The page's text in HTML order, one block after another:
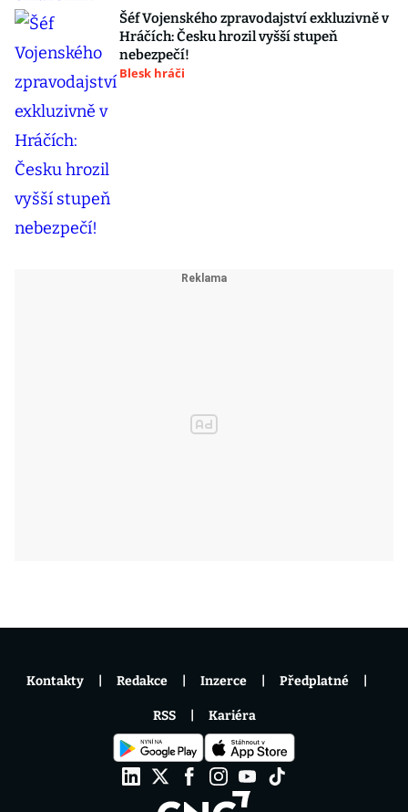
Šéf Vojenského zpravodajství exkluzivně v
Hráčích: Česku hrozil vyšší stupeň
nebezpečí!
Blesk hráči
Kontakty Redakce Inzerce Předplatné
RSS Kariéra